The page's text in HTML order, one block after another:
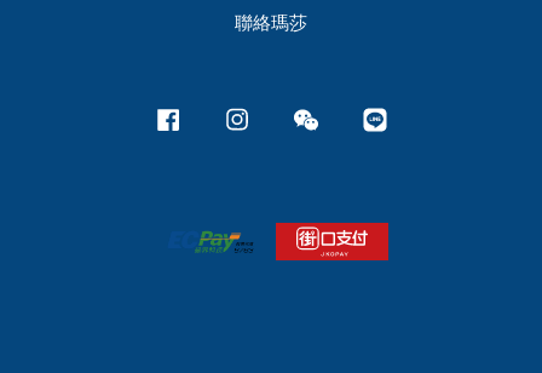
聯絡瑪莎
Facebook Instagram Wechat